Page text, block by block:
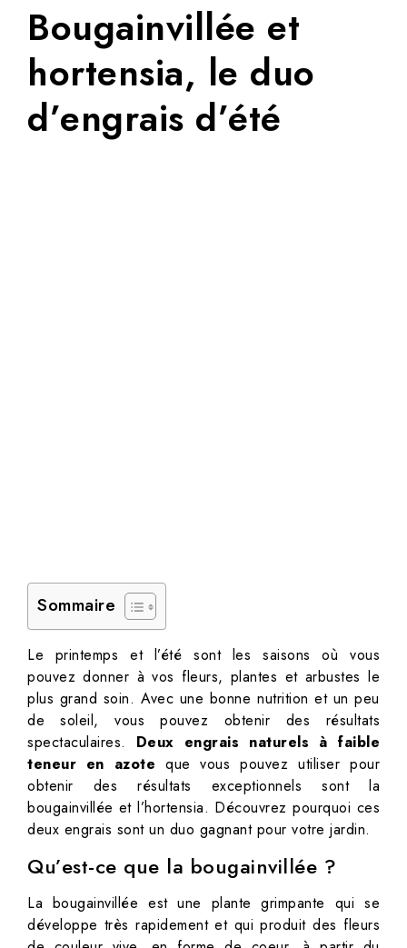
Bougainvillée et
hortensia, le duo
d’engrais d’été
Sommaire
Le printemps et l’été sont les saisons où vous
pouvez donner à vos fleurs, plantes et arbustes le
plus grand soin. Avec une bonne nutrition et un peu
de soleil, vous pouvez obtenir des résultats
spectaculaires. Deux engrais naturels à faible
teneur en azote que vous pouvez utiliser pour
obtenir des résultats exceptionnels sont la
bougainvillée et l’hortensia. Découvrez pourquoi ces
deux engrais sont un duo gagnant pour votre jardin.
Qu’est-ce que la bougainvillée ?
La bougainvillée est une plante grimpante qui se
développe très rapidement et qui produit des fleurs